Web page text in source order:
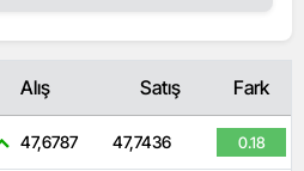
Alış Satış Fark
47,6787 47,7436 0.18